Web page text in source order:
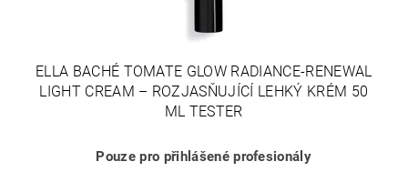
ELLA BACHÉ TOMATE GLOW RADIANCE-RENEWAL
LIGHT CREAM – ROZJASŇUJÍCÍ LEHKÝ KRÉM 50
ML TESTER
Pouze pro přihlášené profesionály